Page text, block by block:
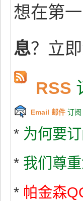
想在第
息？立
RSS
Email 邮件 订阅
* 为何要
* 我们尊
* 帕金森